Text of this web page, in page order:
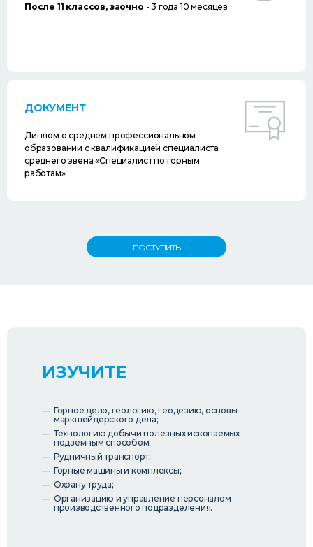
После 11 классов, заочно - 3 года 10 месяцев
ДОКУМЕНТ
Диплом о среднем профессиональном
образовании с квалификацией специалиста
среднего звена «Специалист по горным
работам»
ПОСТУПИТЬ
ИЗУЧИТЕ
Горное дело, геологию, геодезию, основы
маркшейдерского дела;
Технологию добычи полезных ископаемых
подземным способом;
Рудничный транспорт;
Горные машины и комплексы;
Охрану труда;
Организацию и управление персоналом
производственного подразделения.